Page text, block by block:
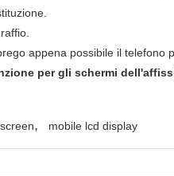
appena possibile il telefono
per gli schermi
, mobile lcd display